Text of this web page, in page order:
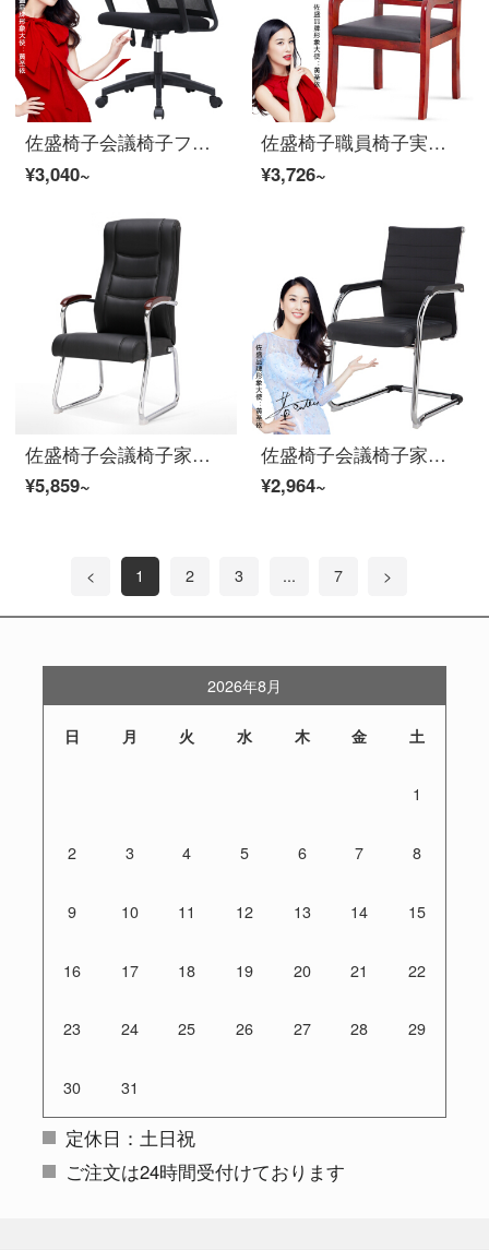
佐盛椅子会議椅子ファッション簡単社員椅子回転椅子
¥3,040~
佐盛椅子職員椅子実木会議椅子には肘掛け革椅子と背もたれ椅子がついています。
¥3,726~
佐盛椅子会議椅子家庭用弓形脚椅子商談椅子接客椅子
¥5,859~
佐盛椅子会議椅子家庭用弓形脚椅子商談椅子レセプションチェアファッション皮椅子黒
¥2,964~
< 1 2 3 ... 7 >
2026年8月
日 月 火 水 木 金 土
1
2 3 4 5 6 7 8
9 10 11 12 13 14 15
16 17 18 19 20 21 22
23 24 25 26 27 28 29
30 31
定休日：土日祝
ご注文は24時間受付けております